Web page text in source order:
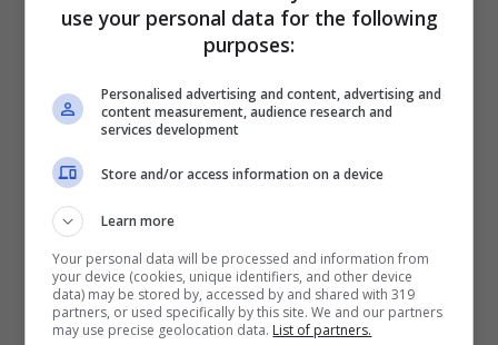
Come abbiamo avuto modo di spiegare
all’inizio del nostro articolo, a tenere banco
nel mondo del web troviamo una foto
pubblicata daElisabetta Gregoraci
lasciato i fan senza parole. Nell’immagine in
questione l’ex gieffina si mostra nella vasca
da bagno insieme a un grandissimo mazzo di
use your personal data for the following
purposes:
Personalised advertising and content, advertising and
content measurement, audience research and
services development
Store and/or access information on a device
Learn more
Your personal data will be processed and information from
your device (cookies, unique identifiers, and other device
data) may be stored by, accessed by and shared with 319
partners, or used specifically by this site. We and our partners
may use precise geolocation data. List of partners.